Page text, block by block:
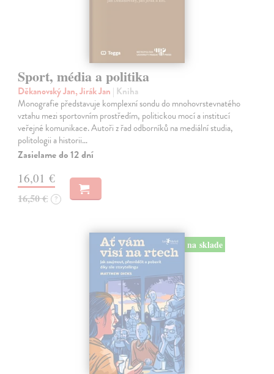
Sport, média a politika
Děkanovský Jan, Jirák Jan | Kniha
Monografie představuje komplexní sondu do mnohovrstevnatého
vztahu mezi sportovním prostředím, politickou mocí a institucí
veřejné komunikace. Autoři z řad odborníků na mediální studia,
politologii a historii…
Zasielame do 12 dní
16,01 €
16,50 € ?
na sklade